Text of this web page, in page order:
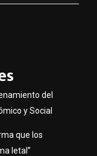
del
y Social
que los
letal”